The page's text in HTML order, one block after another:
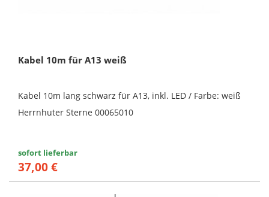
Kabel 10m für A13 weiß
Kabel 10m lang schwarz für A13, inkl. LED / Farbe: weiß
Herrnhuter Sterne 00065010
sofort lieferbar
37,00 €